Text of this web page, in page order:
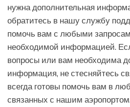
нужна дополнительная
обратитесь в нашу службу
помочь вам с любыми
необходимой информацией.
вопросы или вам необходима
информация, не стесняйтесь
всегда готовы помочь вам в
связанных с нашим